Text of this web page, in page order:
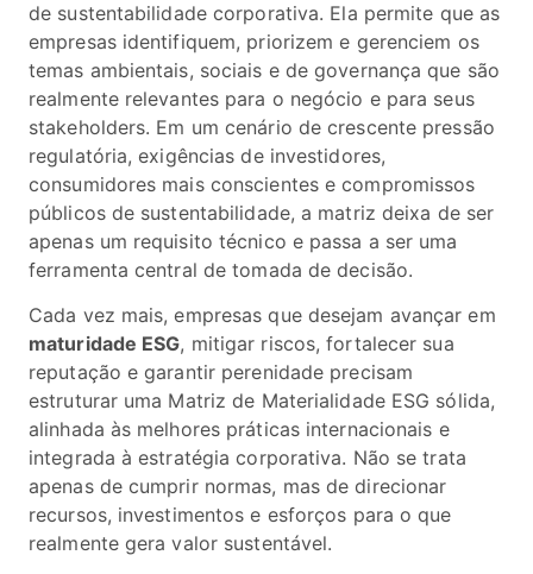
de sustentabilidade corporativa. Ela permite que as
empresas identifiquem, priorizem e gerenciem os
temas ambientais, sociais e de governança que são
realmente relevantes para o negócio e para seus
stakeholders. Em um cenário de crescente pressão
regulatória, exigências de investidores,
consumidores mais conscientes e compromissos
públicos de sustentabilidade, a matriz deixa de ser
apenas um requisito técnico e passa a ser uma
ferramenta central de tomada de decisão.
Cada vez mais, empresas que desejam avançar em
maturidade ESG, mitigar riscos, fortalecer sua
reputação e garantir perenidade precisam
estruturar uma Matriz de Materialidade ESG sólida,
alinhada às melhores práticas internacionais e
integrada à estratégia corporativa. Não se trata
apenas de cumprir normas, mas de direcionar
recursos, investimentos e esforços para o que
realmente gera valor sustentável.